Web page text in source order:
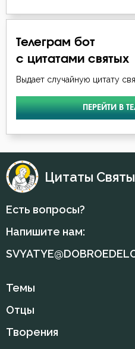
Телеграм бот
с цитатами святых
Выдает случайную цитату
ПЕРЕЙТИ В
Цитаты
Есть вопросы?
Напишите нам:
Темы
Отцы
Творения